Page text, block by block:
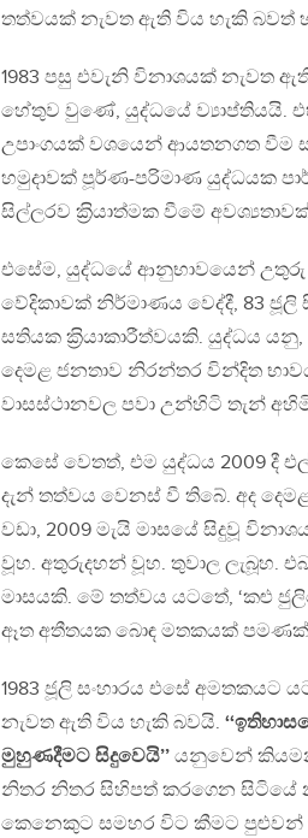
තත්වයක් නැවත ඇති විය හැකි බවත්
1983 පසු එවැනි විනාශයක් නැවත
හේතුව වුණේ, යුද්ධයේ ව්‍යාප්තියයි.
උපාංගයක් වශයෙන් ආයතනගත වීම
හමුදාවක් පූර්ණ-පරිමාණ යුද්ධයක
සිල්ලරව ක‍්‍රියාත්මක වීමේ
එසේම, යුද්ධයේ ආනුභාවයෙන්
වේදිකාවක් නිර්මාණය වෙද්දී, 83
සතියක ක‍්‍රියාකාරීත්වයකි. යුද්ධය
දෙමළ ජනතාව නිරන්තර වින්දිත
වාසස්ථානවල පවා උන්හිටි තැන්
කෙසේ වෙතත්, එම යුද්ධය 2009 දී
දැන් තත්වය වෙනස් වී තිබේ. අද
වඩා, 2009 මැයි මාසයේ සිදුවූ
වූහ. අතුරුදහන් වූහ. තුවාල ලැබූහ.
මාසයකි. මේ තත්වය යටතේ, ‘කළු
ඈත අතීතයක බොඳ මතකයක් පමණක්
1983 ජූලි සංහාරය එසේ අමතකයට
නැවත ඇති විය හැකි බවයි.
මුහුණදීමට සිදුවෙයි’’ යනුවෙන්
නිතර නිතර සිහිපත් කරගෙන සිටියේ
කෙනෙකුට සමහර විට කීමට පුළුවන්